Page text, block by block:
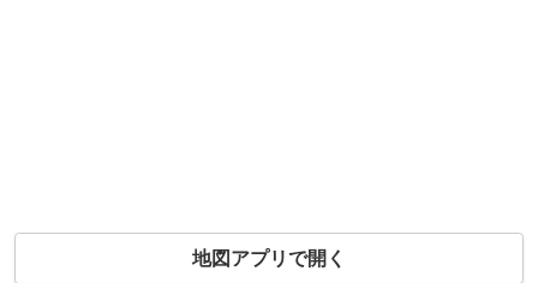
地図アプリで開く